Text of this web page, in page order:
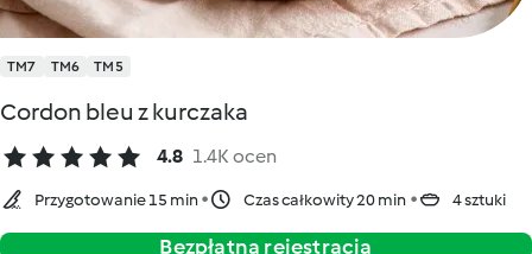
TM7 TM6 TM5
Cordon bleu z kurczaka
4.8 1.4K ocen
Przygotowanie 15 min Czas całkowity 20 min 4 sztuki
Bezpłatna rejestracja